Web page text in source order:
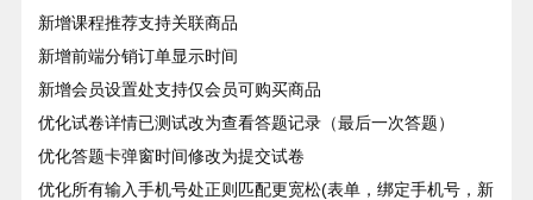
新增课程推荐支持关联商品
新增前端分销订单显示时间
新增会员设置处支持仅会员可购买商品
优化试卷详情已测试改为查看答题记录（最后一次答题）
优化答题卡弹窗时间修改为提交试卷
优化所有输入手机号处正则匹配更宽松(表单，绑定手机号，新